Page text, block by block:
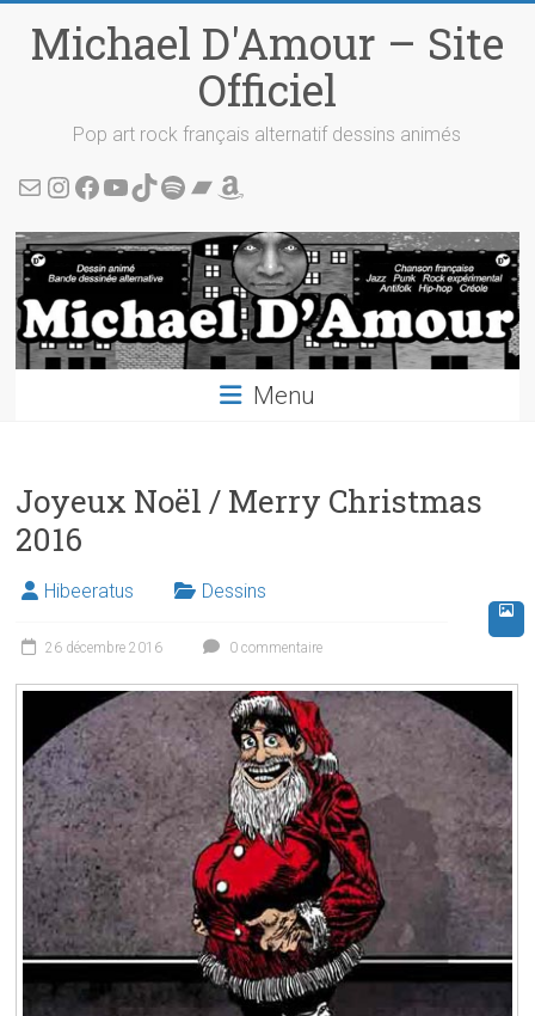
contentMichael D'Amour – Site
Officiel
Pop art rock français alternatif dessins animés
Écris-moi ! Instagram
Facebook
YouTube
TikTok
Spotify
Bandcamp
Amazon
Menu
Joyeux Noël / Merry Christmas
2016
Hibeeratus Dessins
26 décembre 2016 0 commentaire